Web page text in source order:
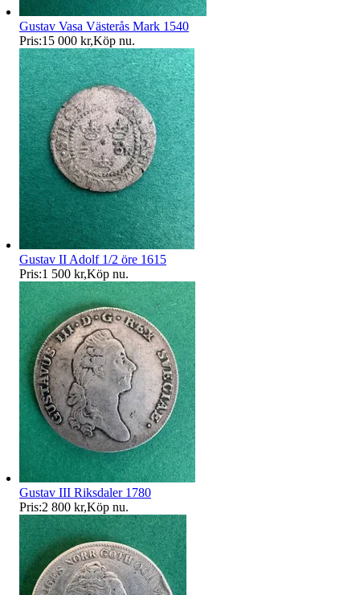
Gustav Vasa Västerås Mark 1540
Pris:15 000 kr,Köp nu.
Gustav II Adolf 1/2 öre 1615
Pris:1 500 kr,Köp nu.
Gustav III Riksdaler 1780
Pris:2 800 kr,Köp nu.